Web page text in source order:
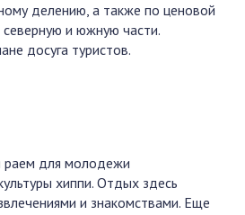
делению, а также по ценовой
северную и южную части.
досуга туристов.
раем для молодежи
хиппи. Отдых здесь
и знакомствами. Еще